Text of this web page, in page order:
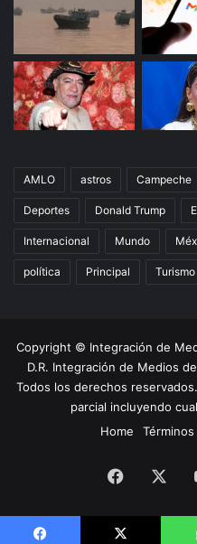
AMLO astros Campeche
Deportes Donald Trump
Internacional Mundo
política Principal Turismo
Copyright © Integración de
D.R. Integración de Medios
Todos los derechos
parcial incluyendo
Home